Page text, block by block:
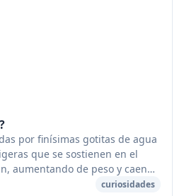
por finísimas gotitas de agua
que se sostienen en el
aumentando de peso y caen
id="attach...
curiosidades